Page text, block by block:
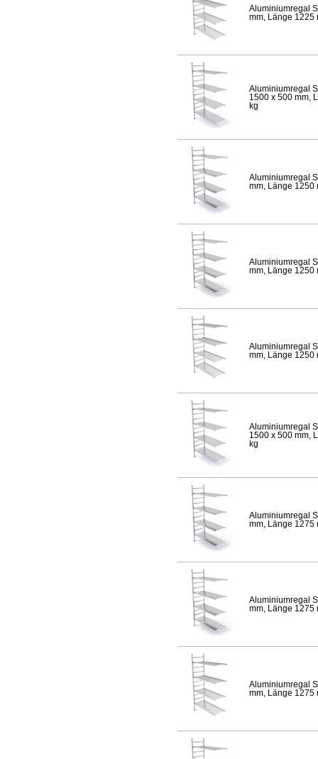
Aluminiumregal
mm, Länge 1225
Aluminiumregal
1500 x 500 mm,
kg
Aluminiumregal
mm, Länge 1250
Aluminiumregal
mm, Länge 1250
Aluminiumregal
mm, Länge 1250
Aluminiumregal
1500 x 500 mm,
kg
Aluminiumregal
mm, Länge 1275
Aluminiumregal
mm, Länge 1275
Aluminiumregal
mm, Länge 1275